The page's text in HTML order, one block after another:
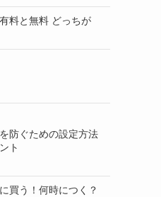
料と無料 どっちが
防ぐための設定方法
ト
買う！何時につく？